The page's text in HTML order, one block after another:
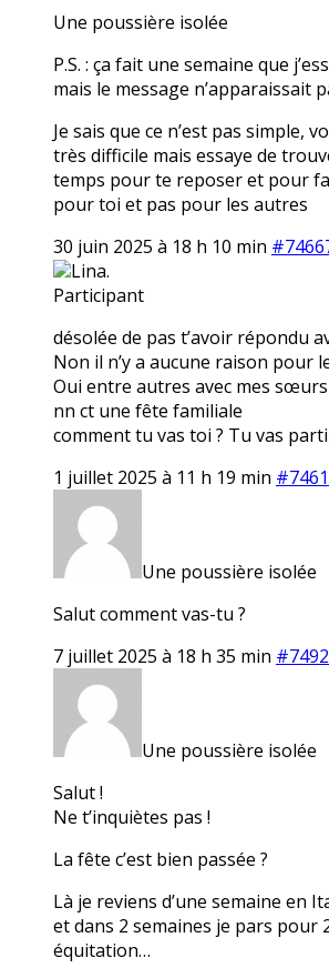
Une poussière isolée
P.S. : ça fait une semaine que
mais le message n’apparaissait
Je sais que ce n’est pas simple,
très difficile mais essaye de
temps pour te reposer et pour
pour toi et pas pour les autres
30 juin 2025 à 18 h 10 min
Lina.
Participant
désolée de pas t’avoir répondu
Non il n’y a aucune raison pour
Oui entre autres avec mes
nn ct une fête familiale
comment tu vas toi ? Tu vas
1 juillet 2025 à 11 h 19 min
Une poussière isolée
Salut comment vas-tu ?
7 juillet 2025 à 18 h 35 min
Une poussière isolée
Salut !
Ne t’inquiètes pas !
La fête c’est bien passée ?
Là je reviens d’une semaine en
et dans 2 semaines je pars pour
équitation…